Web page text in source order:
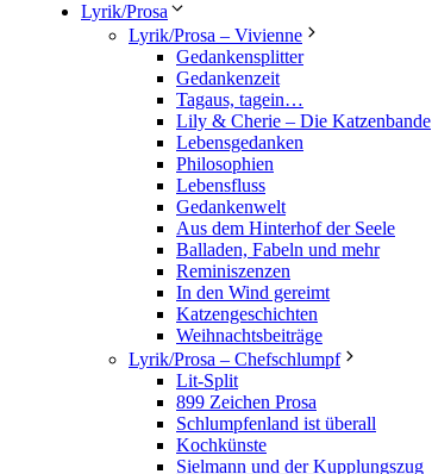
Lyrik/Prosa
Lyrik/Prosa – Vivienne
Gedankensplitter
Gedankenzeit
Tagaus, tagein…
Lily & Cherie – Die Katzenbande
Lebensgedanken
Philosophien
Lebensfluss
Gedankenwelt
Aus dem Hinterhof der Seele
Balladen, Fabeln und mehr
Reminiszenzen
In den Wind gereimt
Katzengeschichten
Weihnachtsbeiträge
Lyrik/Prosa – Chefschlumpf
Lit-Split
899 Zeichen Prosa
Schlumpfenland ist überall
Kochkünste
Sielmann und der Kupplungszug